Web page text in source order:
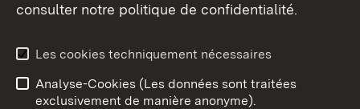
Aperçu des thèmes
consulter notre politique de confidentialité.
Les cookies techniquement nécessaires
Analyse-Cookies (Les données sont traitées
exclusivement de manière anonyme).